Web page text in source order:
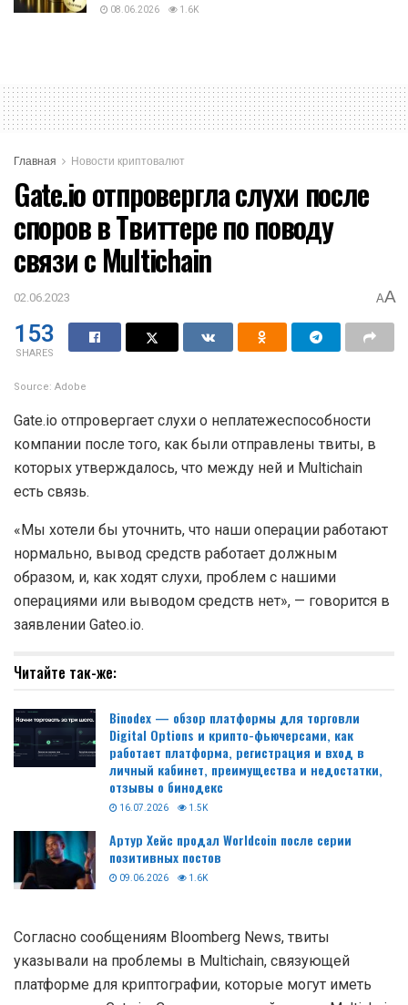
08.06.2026 1.6K
Главная Новости криптовалют
Gate.io отпровергла слухи после
споров в Твиттере по поводу
связи с Multichain
02.06.2023 AA
153
SHARES
Source: Adobe
Gate.io отпровергает слухи о неплатежеспособности
компании после того, как были отправлены твиты, в
которых утверждалось, что между ней и Multichain
есть связь.
«Мы хотели бы уточнить, что наши операции работают
нормально, вывод средств работает должным
образом, и, как ходят слухи, проблем с нашими
операциями или выводом средств нет», — говорится в
заявлении Gateo.io.
Читайте так-же:
Binodex — обзор платформы для торговли
Digital Options и крипто-фьючерсами, как
работает платформа, регистрация и вход в
личный кабинет, преимущества и недостатки,
отзывы о бинодекс
16.07.2026 1.5K
Артур Хейс продал Worldcoin после серии
позитивных постов
09.06.2026 1.6K
Согласно сообщениям Bloomberg News, твиты
указывали на проблемы в Multichain, связующей
платформе для криптографии, которые могут иметь